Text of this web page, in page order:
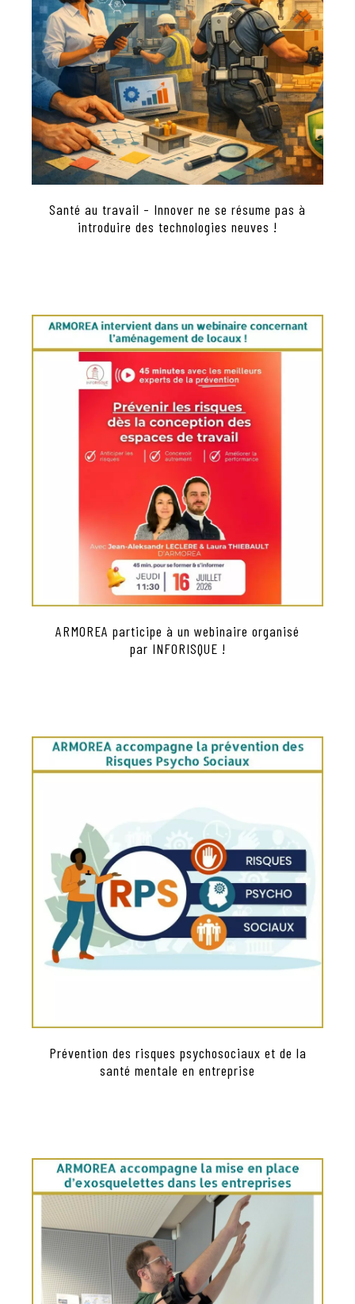
Santé au travail - Innover ne se résume pas à
introduire des technologies neuves !
ARMOREA participe à un webinaire organisé
par INFORISQUE !
Prévention des risques psychosociaux et de la
santé mentale en entreprise